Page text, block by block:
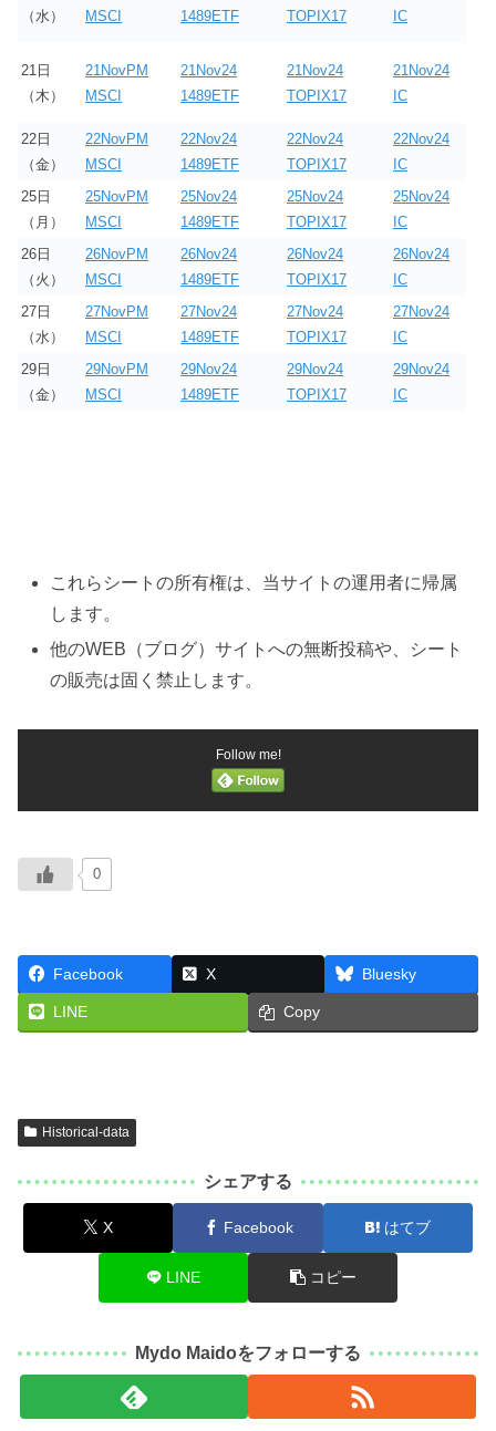
（水） MSCI 1489ETF TOPIX17 IC
21日
（木）
21NovPM
MSCI
21Nov24
1489ETF
21Nov24
TOPIX17
21Nov24
IC
22日
（金）
22NovPM
MSCI
22Nov24
1489ETF
22Nov24
TOPIX17
22Nov24
IC
25日
（月）
25NovPM
MSCI
25Nov24
1489ETF
25Nov24
TOPIX17
25Nov24
IC
26日
（火）
26NovPM
MSCI
26Nov24
1489ETF
26Nov24
TOPIX17
26Nov24
IC
27日
（水）
27NovPM
MSCI
27Nov24
1489ETF
27Nov24
TOPIX17
27Nov24
IC
29日
（金）
29NovPM
MSCI
29Nov24
1489ETF
29Nov24
TOPIX17
29Nov24
IC
これらシートの所有権は、当サイトの運用者に帰属
します。
他のWEB（ブログ）サイトへの無断投稿や、シート
の販売は固く禁止します。
Follow me!
0
Facebook X Bluesky
LINE Copy
Historical-data
シェアする
X Facebook はてブ
LINE コピー
Mydo Maidoをフォローする